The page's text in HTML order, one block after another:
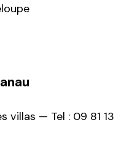
villas — Tel : 09 81 13